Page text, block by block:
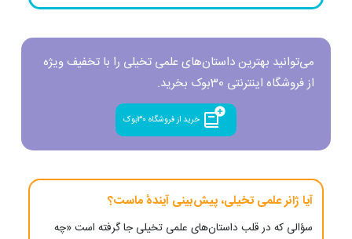
می‌توانید بهترین داستان‌های علمی تخیلی را با تخفیف ویژه
از فروشگاه اینترنتی 30بوک بخرید.
خرید از فروشگاه ۳۰بوک
آیا ژانر علمی تخیلی، پیش‌بینی آیندهٔ ماست؟
سؤالی که در قلب داستان‌های علمی تخیلی جا گرفته است «چه